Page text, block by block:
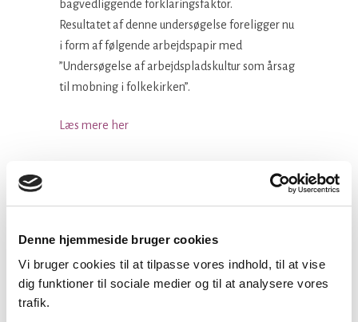
Denne hjemmeside bruger cookies
Vi bruger cookies til at tilpasse vores indhold, til at vise
dig funktioner til sociale medier og til at analysere vores
trafik.
bagvedliggende forklaringsfaktor.
Resultatet af denne undersøgelse foreligger nu
i form af følgende arbejdspapir med
”Undersøgelse af arbejdspladskultur som årsag
til mobning i folkekirken”.
Læs mere her
Facebook LinkedIn